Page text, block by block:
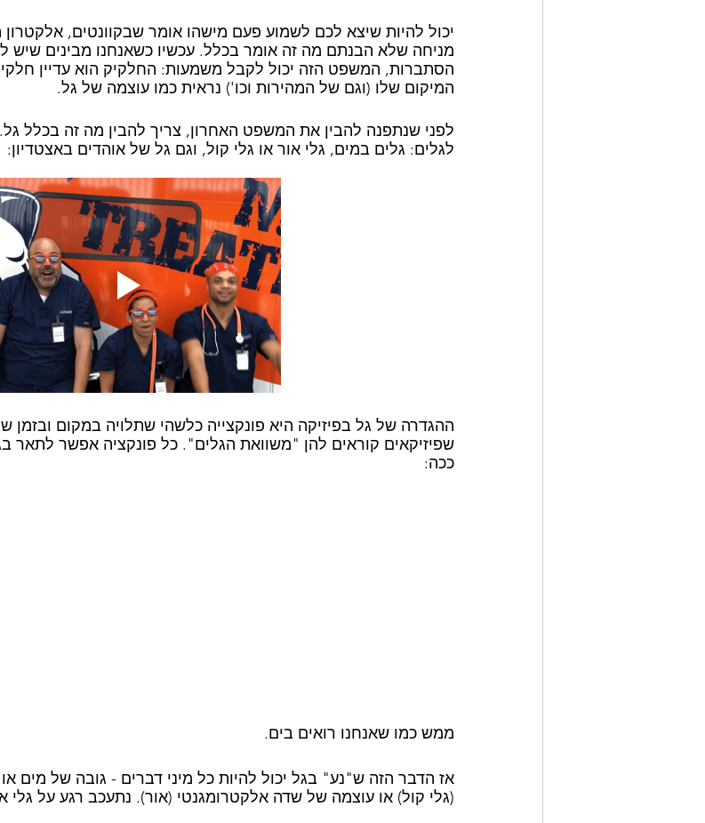
יכול להיות שיצא לכם לשמוע פעם מישהו אומר שבקוונטים, אלקטרון
מניחה שלא הבנתם מה זה אומר בכלל. עכשיו כשאנחנו מבינים שיש
הסתברות, המשפט הזה יכול לקבל משמעות: החלקיק הוא עדיין
המיקום שלו (וגם של המהירות וכו') נראית כמו עוצמה של גל.
לפני שנתפנה להבין את המשפט האחרון, צריך להבין מה זה בכלל גל.
לגלים: גלים במים, גלי אור או גלי קול, וגם גל של אוהדים באצטדיון:
ההגדרה של גל בפיזיקה היא פונקצייה כלשהי שתלויה במקום ובזמן
שפיזיקאים קוראים להן "משוואת הגלים". כל פונקציה אפשר לתאר
ככה:
ממש כמו שאנחנו רואים בים.
אז הדבר הזה ש"נע" בגל יכול להיות כל מיני דברים - גובה של מים
(גלי קול) או עוצמה של שדה אלקטרומגנטי (אור). נתעכב רגע על גלי